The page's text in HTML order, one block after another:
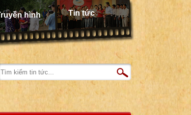
hình Tin tức